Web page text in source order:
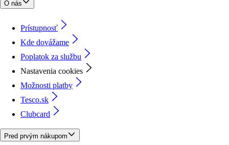
O nás
Prístupnosť
Kde dovážame
Poplatok za službu
Nastavenia cookies
Možnosti platby
Tesco.sk
Clubcard
Pred prvým nákupom